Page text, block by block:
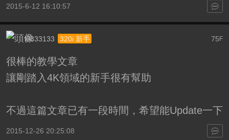
2015-6-12 16:10:57
75F
l6333133 320i 新手
很棒的教學文章
讓剛踏入4K領域的新手很有幫助
不過這篇文章已有一段時間，希望能Update一下
2015-12-26 20:25:08